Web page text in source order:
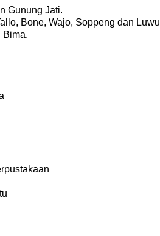
Gunung Jati.
Bone, Wajo, Soppeng dan Luwu
Bima.